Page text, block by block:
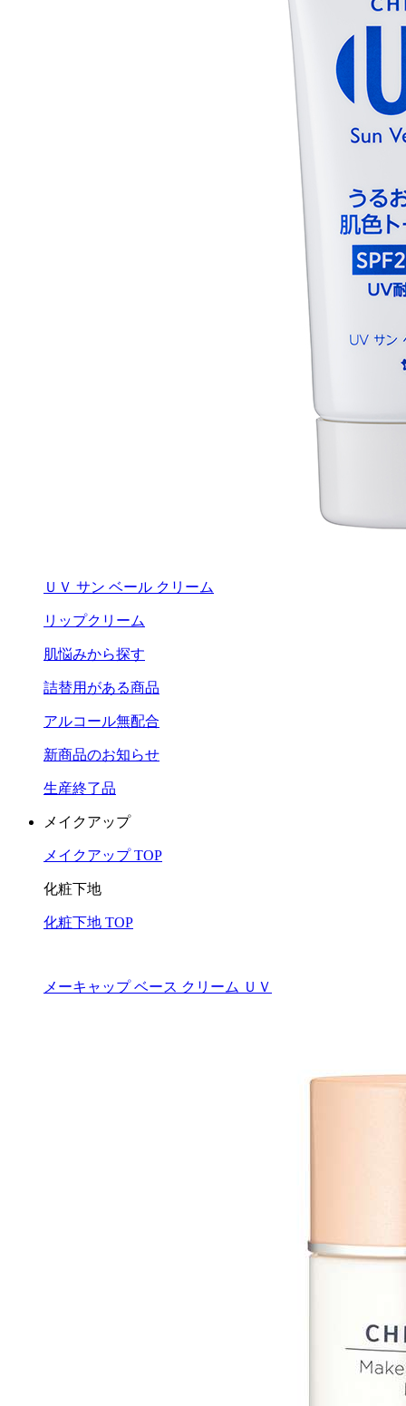
ＵＶ サン ベール クリーム
リップクリーム
肌悩みから探す
詰替用がある商品
アルコール無配合
新商品のお知らせ
生産終了品
メイクアップ
メイクアップ TOP
化粧下地
化粧下地 TOP
メーキャップ ベース クリーム ＵＶ